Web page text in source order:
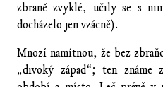
zbraně zvyklé, učily se s
docházelo jen vzácně).
Mnozí namítnou, že bez
„divoký západ“; ten známe